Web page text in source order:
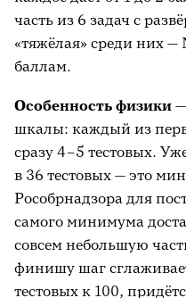
часть из 6 задач с
«тяжёлая» среди них
баллам.
Особенность физики
шкалы: каждый из
сразу 4–5 тестовых.
в 36 тестовых — это
Рособрнадзора для
самого минимума
совсем небольшую
финишу шаг
тестовых к 100,